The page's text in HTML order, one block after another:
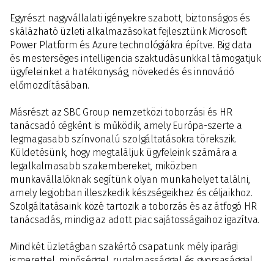
Egyrészt nagyvállalati igényekre szabott, biztonságos és
skálázható üzleti alkalmazásokat fejlesztünk Microsoft
Power Platform és Azure technológiákra építve. Big data
és mesterséges intelligencia szaktudásunkkal támogatjuk
ügyfeleinket a hatékonyság, növekedés és innováció
előmozdításában.
Másrészt az SBC Group nemzetközi toborzási és HR
tanácsadó cégként is működik, amely Európa-szerte a
legmagasabb színvonalú szolgáltatásokra törekszik.
Küldetésünk, hogy megtaláljuk ügyfeleink számára a
legalkalmasabb szakembereket, miközben
munkavállalóknak segítünk olyan munkahelyet találni,
amely legjobban illeszkedik készségeikhez és céljaikhoz.
Szolgáltatásaink közé tartozik a toborzás és az átfogó HR
tanácsadás, mindig az adott piac sajátosságaihoz igazítva.
Mindkét üzletágban szakértő csapatunk mély iparági